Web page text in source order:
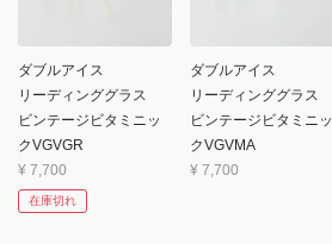
ダブルアイス
リーディンググラス
ビンテージビタミニッ
クVGVGR
¥ 7,700
在庫切れ
ダブルアイス
リーディンググラス
ビンテージビタミニッ
クVGVMA
¥ 7,700